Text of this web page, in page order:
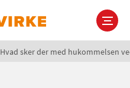
Hvad sker der med hukommelsen